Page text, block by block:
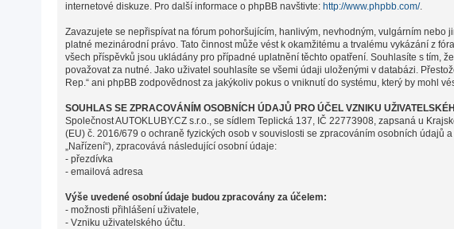
internetové diskuze. Pro další informace o phpBB navštivte: http://www.phpbb.com/.
Zavazujete se nepřispívat na fórum pohoršujícím, hanlivým, nevhodným, vulgárním nebo
platné mezinárodní právo. Tato činnost může vést k okamžitému a trvalému vykázání z
všech příspěvků jsou ukládány pro případné uplatnění těchto opatření. Souhlasíte s tím,
považovat za nutné. Jako uživatel souhlasíte se všemi údaji uloženými v databázi.
Rep.“ ani phpBB zodpovědnost za jakýkoliv pokus o vniknutí do systému, který by mohl
SOUHLAS SE ZPRACOVÁNÍM OSOBNÍCH ÚDAJŮ PRO ÚČEL VZNIKU
Společnost AUTOKLUBY.CZ s.r.o., se sídlem Teplická 137, IČ 22773908, zapsaná u
(EU) č. 2016/679 o ochraně fyzických osob v souvislosti se zpracováním osobních
„Nařízení“), zpracovává následující osobní údaje:
- přezdívka
- emailová adresa
Výše uvedené osobní údaje budou zpracovány za účelem:
- možnosti přihlášení uživatele,
- Vzniku uživatelského účtu.